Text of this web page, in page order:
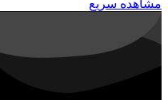
مشاهده سریع